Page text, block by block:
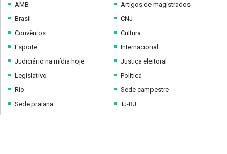
AMB
Brasil
Convênios
Esporte
Judiciário na mídia hoje
Legislativo
Rio
Sede praiana
Artigos de magistrados
CNJ
Cultura
Internacional
Justiça eleitoral
Política
Sede campestre
TJ-RJ